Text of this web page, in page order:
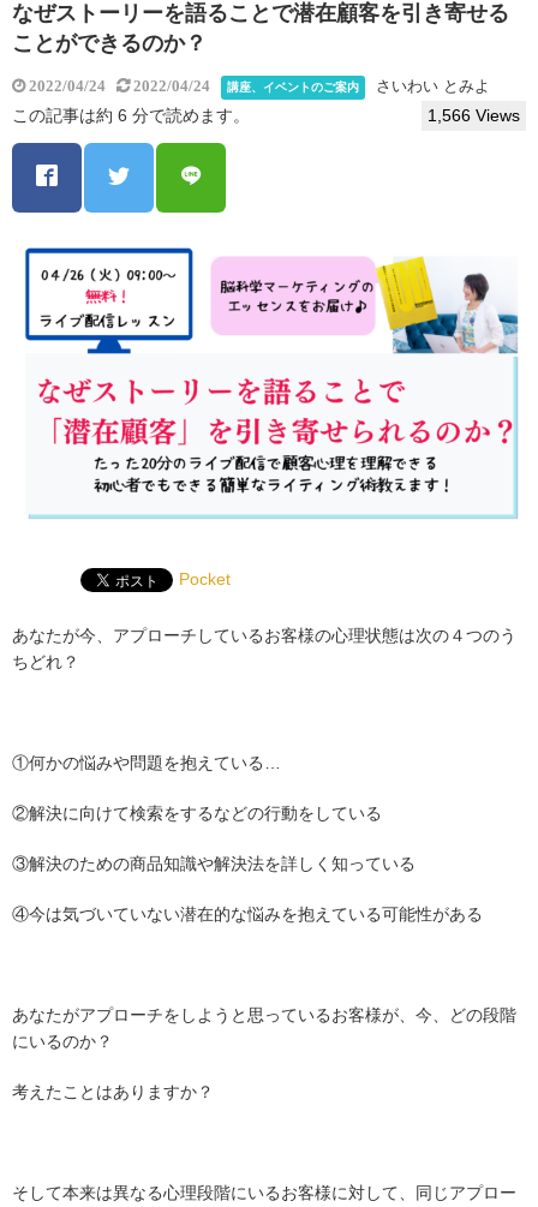
なぜストーリーを語ることで潜在顧客を引き寄せる
ことができるのか？
2022/04/24 2022/04/24 講座、イベントのご案内 さいわい とみよ
この記事は約 6 分で読めます。 1,566 Views
Pocket
あなたが今、アプローチしているお客様の心理状態は次の４つのう
ちどれ？
①何かの悩みや問題を抱えている…
②解決に向けて検索をするなどの行動をしている
③解決のための商品知識や解決法を詳しく知っている
④今は気づいていない潜在的な悩みを抱えている可能性がある
あなたがアプローチをしようと思っているお客様が、今、どの段階
にいるのか？
考えたことはありますか？
そして本来は異なる心理段階にいるお客様に対して、同じアプロー